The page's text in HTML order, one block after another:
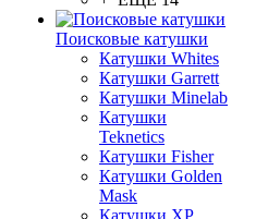
Поисковые катушки
Катушки Whites
Катушки Garrett
Катушки Minelab
Катушки
Teknetics
Катушки Fisher
Катушки Golden
Mask
Катушки XP